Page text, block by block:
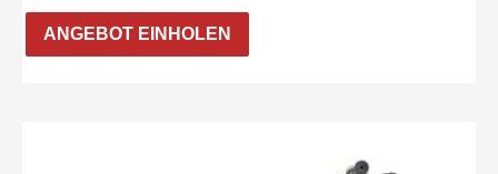
ANGEBOT EINHOLEN